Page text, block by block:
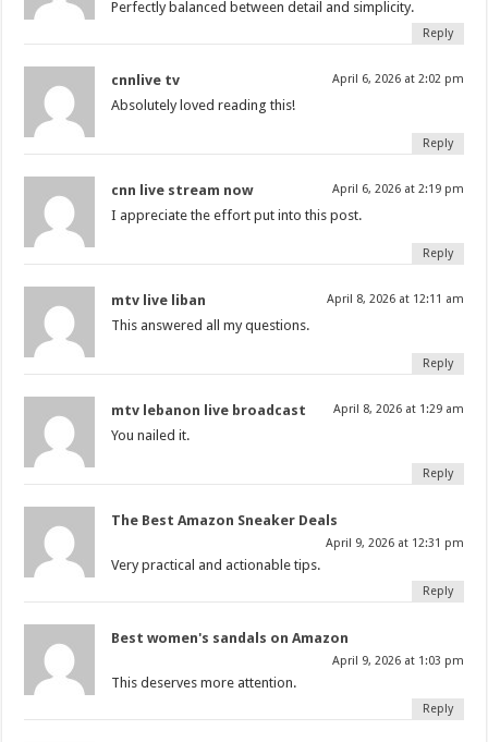
Perfectly balanced between detail and simplicity.
Reply
cnnlive tv April 6, 2026 at 2:02 pm
Absolutely loved reading this!
Reply
cnn live stream now April 6, 2026 at 2:19 pm
I appreciate the effort put into this post.
Reply
mtv live liban April 8, 2026 at 12:11 am
This answered all my questions.
Reply
mtv lebanon live broadcast April 8, 2026 at 1:29 am
You nailed it.
Reply
The Best Amazon Sneaker Deals
April 9, 2026 at 12:31 pm
Very practical and actionable tips.
Reply
Best women's sandals on Amazon
April 9, 2026 at 1:03 pm
This deserves more attention.
Reply